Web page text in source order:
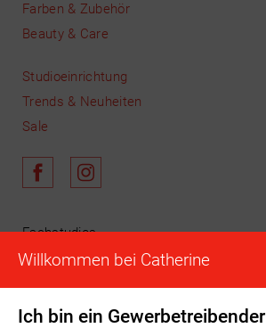
Willkommen bei Catherine
Ich bin ein Gewerbetreibender
Farben & Zubehör
Beauty & Care
Studioeinrichtung
Trends & Neuheiten
Sale
Fachstudios
Schulungen
Unser Team